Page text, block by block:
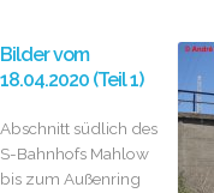
Bilder vom
18.04.2020 (Teil 1)
Abschnitt südlich des
S-Bahnhofs Mahlow
bis zum Außenring